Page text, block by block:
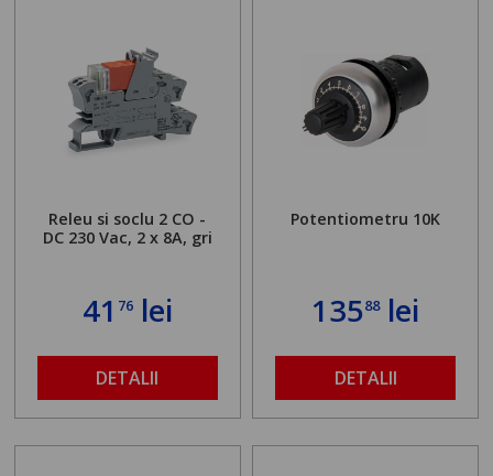
Releu si soclu 2 CO -
DC 230 Vac, 2 x 8A, gri
41 76lei
DETALII
Potentiometru 10K
13588lei
DETALII